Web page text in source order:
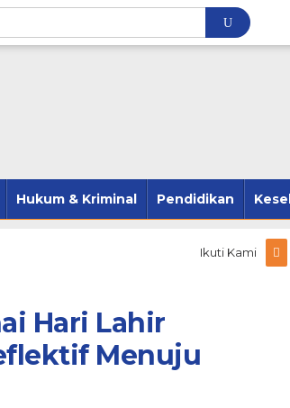
Hukum & Kriminal Pendidikan
Ikuti Kami
Hari Lahir
Menuju